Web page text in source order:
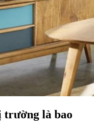
trường là bao